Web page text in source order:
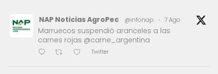
NAP Noticias AgroPec @infonap · 7 Ago
Marruecos suspendió aranceles a las
carnes rojas @carne_argentina
Twitter